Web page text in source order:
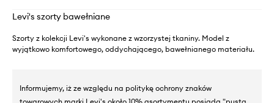
Levi's szorty bawełniane
Szorty z kolekcji Levi's wykonane z wzorzystej tkaniny. Model z
wyjątkowo komfortowego, oddychającego, bawełnianego materiału.
Informujemy, iż ze względu na politykę ochrony znaków